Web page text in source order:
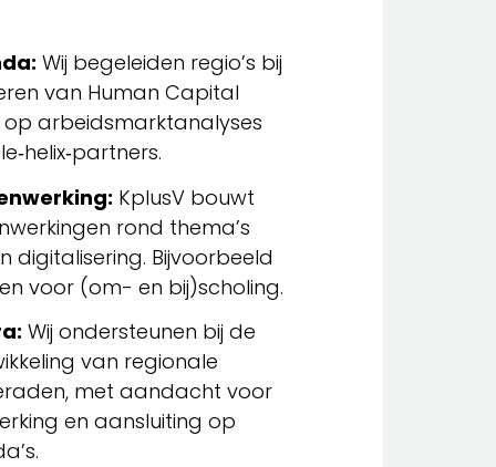
Wij begeleiden regio’s bij
van Human Capital
op arbeidsmarktanalyses
KplusV bouwt
rond thema’s
digitalisering. Bijvoorbeeld
voor (om- en bij)scholing.
Wij ondersteunen bij de
van regionale
met aandacht voor
en aansluiting op